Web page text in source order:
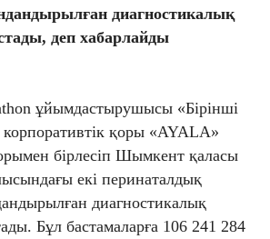
диагностикалық
деп хабарлайды
ұйымдастырушысы «Бірінші
қоры «AYALA»
бірлесіп Шымкент қаласы
екі перинаталдық
диагностикалық
Бұл бастамаларға 106 241 284